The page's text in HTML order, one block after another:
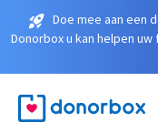
Doe mee aan een
Donorbox u kan helpen